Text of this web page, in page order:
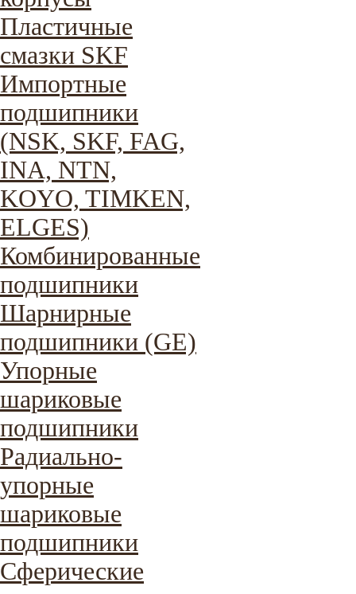
Пластичные
смазки SKF
Импортные
подшипники
(NSK, SKF, FAG,
INA, NTN,
KOYO, TIMKEN,
ELGES)
Комбинированные
подшипники
Шарнирные
подшипники (GE)
Упорные
шариковые
подшипники
Радиально-
упорные
шариковые
подшипники
Сферические